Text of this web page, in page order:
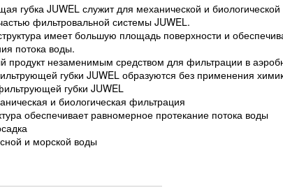
губка JUWEL служит для механической и
фильтровальной системы JUWEL.
имеет большую площадь поверхности и
потока воды.
продукт незаменимым средством для фильтрации в
губки JUWEL образуются без применения
губки JUWEL
и биологическая фильтрация
обеспечивает равномерное протекание потока воды
и морской воды